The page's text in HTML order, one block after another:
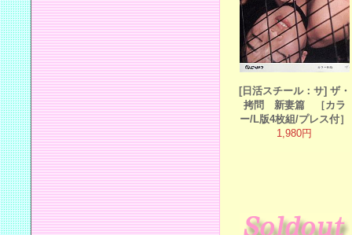
[日活スチール：サ] ザ・
拷問 新妻篇 ［カラ
ー/L版4枚組/プレス付］
1,980円